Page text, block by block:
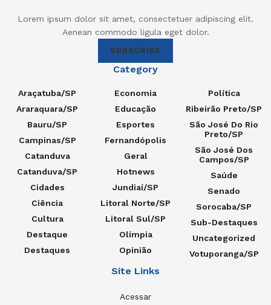
Lorem ipsum dolor sit amet, consectetuer adipiscing elit.
Aenean commodo ligula eget dolor.
SUBSCRIBE
Category
Araçatuba/SP
Araraquara/SP
Bauru/SP
Campinas/SP
Catanduva
Catanduva/SP
Cidades
Ciência
Cultura
Destaque
Destaques
Economia
Educação
Esportes
Fernandópolis
Geral
Hotnews
Jundiaí/SP
Litoral Norte/SP
Litoral Sul/SP
Olímpia
Opinião
Política
Ribeirão Preto/SP
São José Do Rio
Preto/SP
São José Dos
Campos/SP
Saúde
Senado
Sorocaba/SP
Sub-Destaques
Uncategorized
Votuporanga/SP
Site Links
Acessar